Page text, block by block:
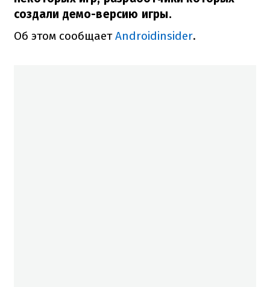
создали демо-версию игры.
Об этом сообщаетAndroidinsider.